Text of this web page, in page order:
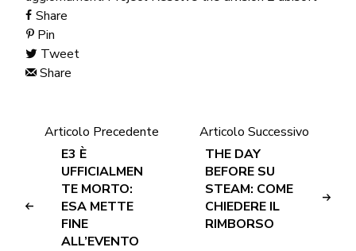
Share
Pin
Tweet
Share
Articolo Precedente
E3 È
UFFICIALMEN
TE MORTO:
ESA METTE
FINE
ALL’EVENTO
Articolo Successivo
THE DAY
BEFORE SU
STEAM: COME
CHIEDERE IL
RIMBORSO